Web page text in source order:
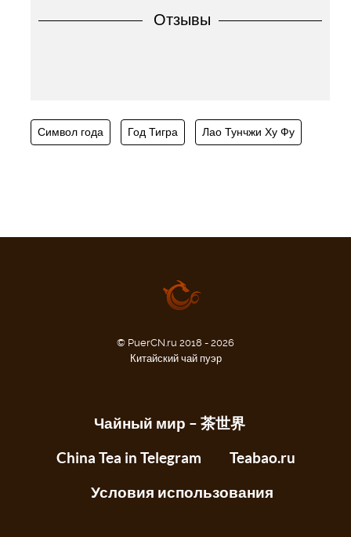
Отзывы
Символ года Год Тигра Лао Тунчжи Ху Фу
© PuerCN.ru 2018 - 2026
Китайский чай пуэр
Чайный мир – 茶世界
China Tea in Telegram
Teabao.ru
Условия использования